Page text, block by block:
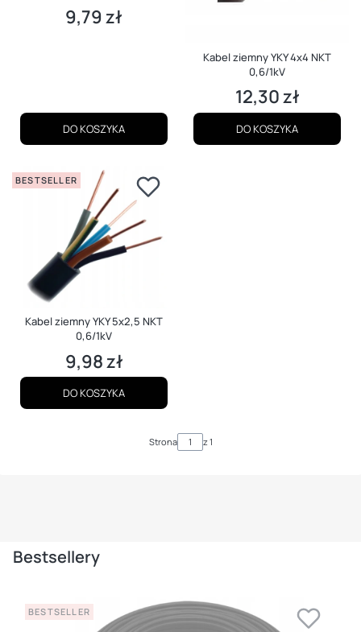
Cena
9,79 zł
DO KOSZYKA
Kabel ziemny YKY 4x4 NKT
0,6/1kV
Cena
12,30 zł
DO KOSZYKA
BESTSELLER
Kabel ziemny YKY 5x2,5 NKT
0,6/1kV
Cena
9,98 zł
DO KOSZYKA
Strona z 1
Bestsellery
BESTSELLER